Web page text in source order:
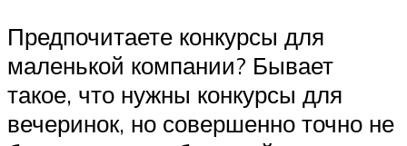
Предпочитаете конкурсы для
маленькой компании? Бывает
такое, что нужны конкурсы для
вечеринок, но совершенно точно не